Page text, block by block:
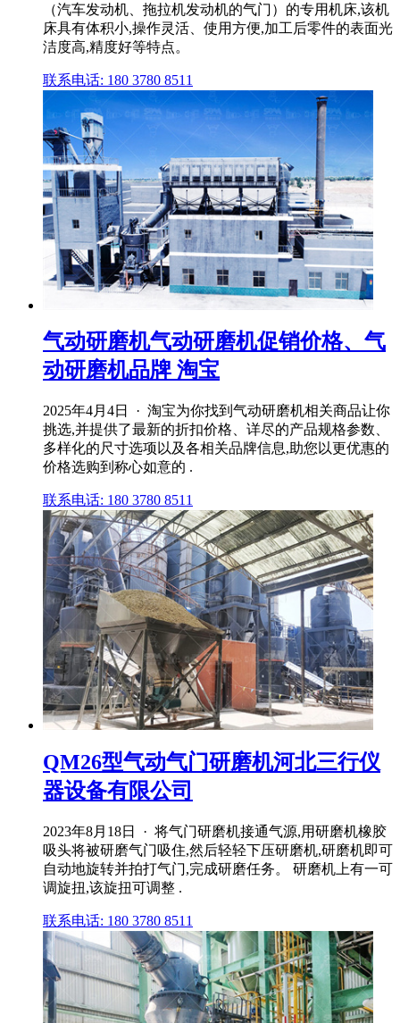
（汽车发动机、拖拉机发动机的气门）的专用机床,该机
床具有体积小,操作灵活、使用方便,加工后零件的表面光
洁度高,精度好等特点。
联系电话: 180 3780 8511
气动研磨机气动研磨机促销价格、气
动研磨机品牌 淘宝
2025年4月4日 · 淘宝为你找到气动研磨机相关商品让你
挑选,并提供了最新的折扣价格、详尽的产品规格参数、
多样化的尺寸选项以及各相关品牌信息,助您以更优惠的
价格选购到称心如意的 .
联系电话: 180 3780 8511
QM26型气动气门研磨机河北三行仪
器设备有限公司
2023年8月18日 · 将气门研磨机接通气源,用研磨机橡胶
吸头将被研磨气门吸住,然后轻轻下压研磨机,研磨机即可
自动地旋转并拍打气门,完成研磨任务。 研磨机上有一可
调旋扭,该旋扭可调整 .
联系电话: 180 3780 8511